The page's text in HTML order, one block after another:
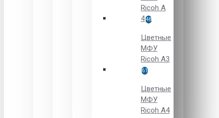
Ricoh A
448
Цветные
МФУ
Ricoh A3
61
Цветные
МФУ
Ricoh A4